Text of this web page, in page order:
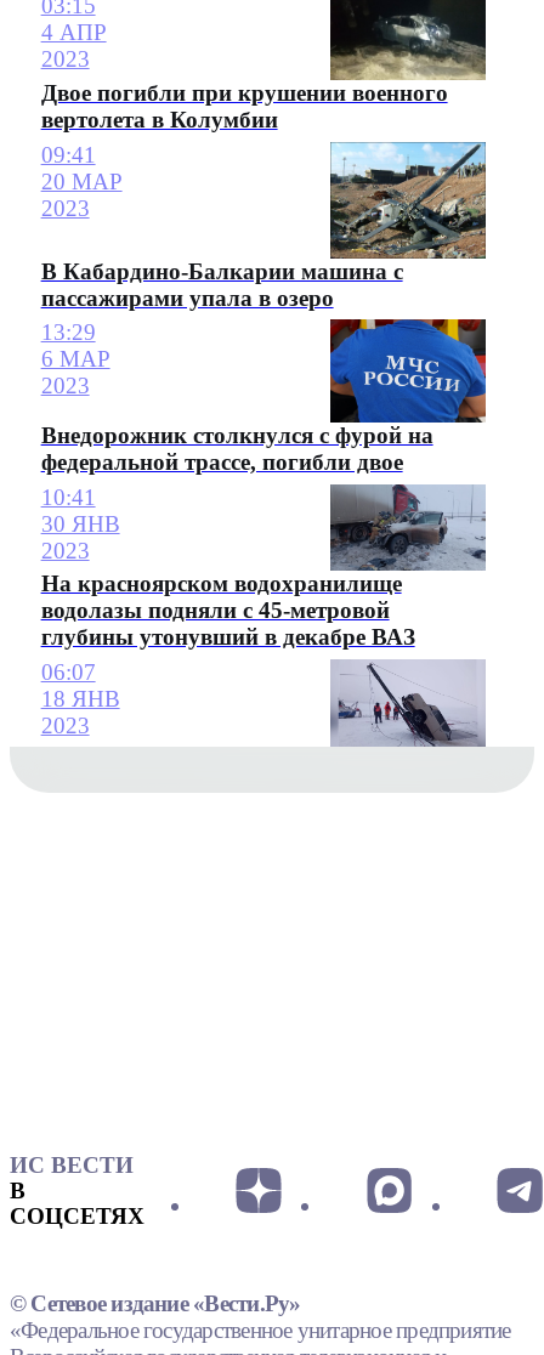
03:15
4 АПР
2023
Двое погибли при крушении военного
вертолета в Колумбии
09:41
20 МАР
2023
В Кабардино-Балкарии машина с
пассажирами упала в озеро
13:29
6 МАР
2023
Внедорожник столкнулся с фурой на
федеральной трассе, погибли двое
10:41
30 ЯНВ
2023
На красноярском водохранилище
водолазы подняли с 45-метровой
глубины утонувший в декабре ВАЗ
06:07
18 ЯНВ
2023
ИС ВЕСТИ
В
СОЦСЕТЯХ
© Сетевое издание «Вести.Ру»
«Федеральное государственное унитарное предприятие